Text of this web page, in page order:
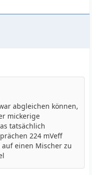
abgleichen können,
mickerige
tatsächlich
224 mVeff
einen Mischer zu